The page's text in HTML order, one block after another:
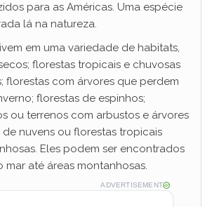
para as Américas. Uma espécie
lá na natureza.
em uma variedade de habitats,
florestas tropicais e chuvosas
florestas com árvores que perdem
florestas de espinhos;
ou terrenos com arbustos e árvores
de nuvens ou florestas tropicais
Eles podem ser encontrados
mar até áreas montanhosas.
ADVERTISEMENT